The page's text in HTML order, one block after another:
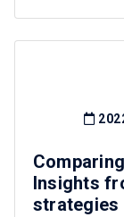
Insights
strategies